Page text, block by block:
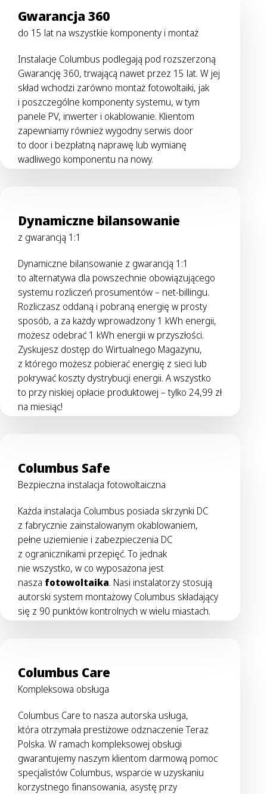
Gwarancja 360
do 15 lat na wszystkie komponenty i montaż
Instalacje Columbus podlegają pod rozszerzoną
Gwarancję 360, trwającą nawet przez 15 lat. W jej
skład wchodzi zarówno montaż fotowoltaiki, jak
i poszczególne komponenty systemu, w tym
panele PV, inwerter i okablowanie. Klientom
zapewniamy również wygodny serwis door
to door i bezpłatną naprawę lub wymianę
wadliwego komponentu na nowy.
Dynamiczne bilansowanie
z gwarancją 1:1
Dynamiczne bilansowanie z gwarancją 1:1
to alternatywa dla powszechnie obowiązującego
systemu rozliczeń prosumentów – net-billingu.
Rozliczasz oddaną i pobraną energię w prosty
sposób, a za każdy wprowadzony 1 kWh energii,
możesz odebrać 1 kWh energii w przyszłości.
Zyskujesz dostęp do Wirtualnego Magazynu,
z którego możesz pobierać energię z sieci lub
pokrywać koszty dystrybucji energii. A wszystko
to przy niskiej opłacie produktowej – tylko 24,99 zł
na miesiąc!
Columbus Safe
Bezpieczna instalacja fotowoltaiczna
Każda instalacja Columbus posiada skrzynki DC
z fabrycznie zainstalowanym okablowaniem,
pełne uziemienie i zabezpieczenia DC
z ogranicznikami przepięć. To jednak
nie wszystko, w co wyposażona jest
nasza fotowoltaika. Nasi instalatorzy stosują
autorski system montażowy Columbus składający
się z 90 punktów kontrolnych w wielu miastach.
Columbus Care
Kompleksowa obsługa
Columbus Care to nasza autorska usługa,
która otrzymała prestiżowe odznaczenie Teraz
Polska. W ramach kompleksowej obsługi
gwarantujemy naszym klientom darmową pomoc
specjalistów Columbus, wsparcie w uzyskaniu
korzystnego finansowania, asystę przy